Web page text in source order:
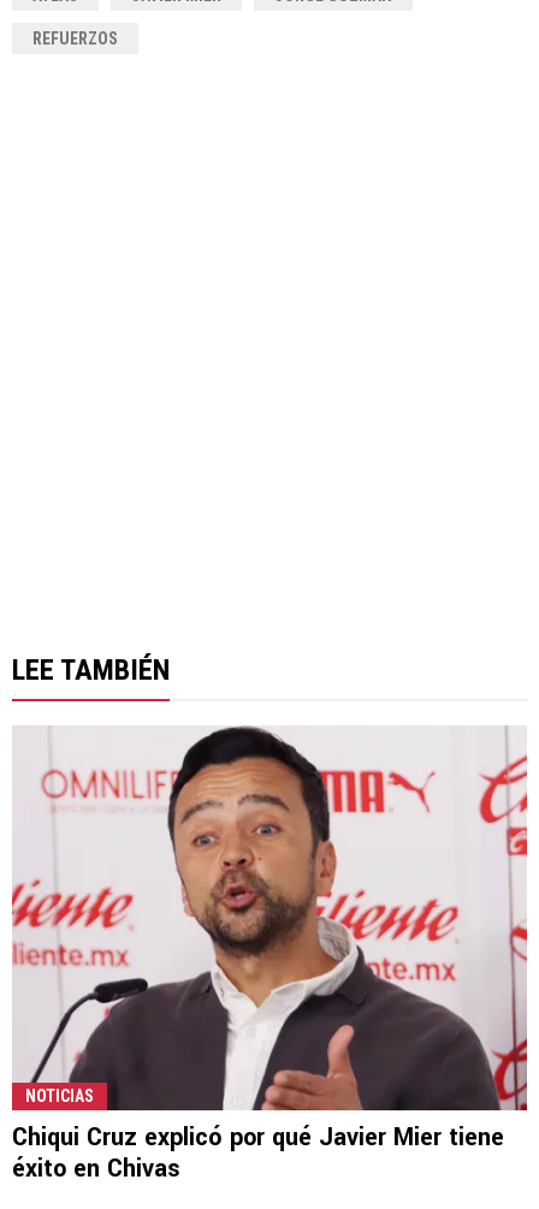
REFUERZOS
LEE TAMBIÉN
NOTICIAS
Chiqui Cruz explicó por qué Javier Mier tiene
éxito en Chivas